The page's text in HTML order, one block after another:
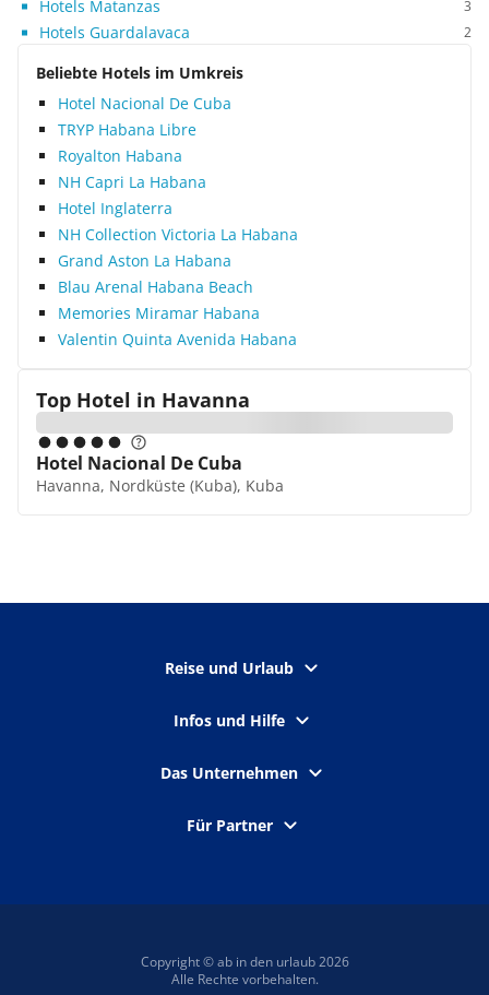
Hotels Matanzas 3
Hotels Guardalavaca 2
Beliebte Hotels im Umkreis
Hotel Nacional De Cuba
TRYP Habana Libre
Royalton Habana
NH Capri La Habana
Hotel Inglaterra
NH Collection Victoria La Habana
Grand Aston La Habana
Blau Arenal Habana Beach
Memories Miramar Habana
Valentin Quinta Avenida Habana
Top Hotel in Havanna
Hotel Nacional De Cuba
Havanna, Nordküste (Kuba), Kuba
Reise und Urlaub
Infos und Hilfe
Das Unternehmen
Für Partner
Copyright © ab in den urlaub 2026
Alle Rechte vorbehalten.